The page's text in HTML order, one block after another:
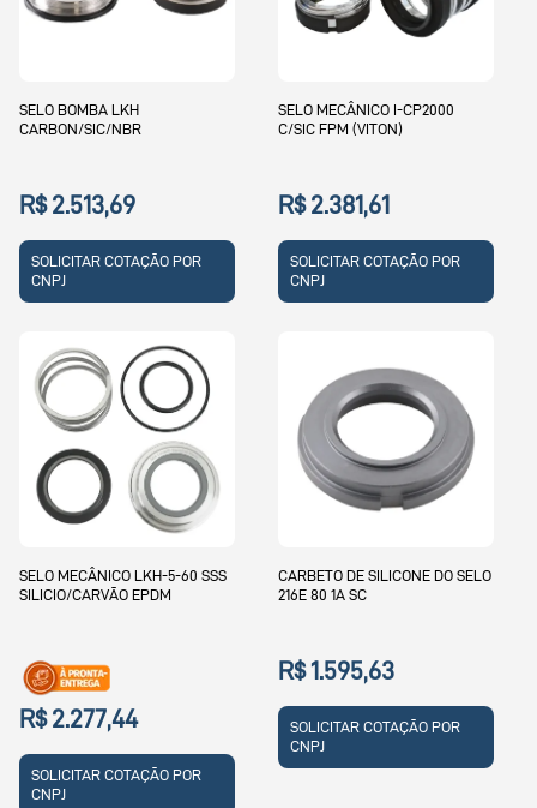
SELO BOMBA LKH
CARBON/SIC/NBR
R$ 2.513,69
SOLICITAR COTAÇÃO POR
CNPJ
SELO MECÂNICO I-CP2000
C/SIC FPM (VITON)
R$ 2.381,61
SOLICITAR COTAÇÃO POR
CNPJ
SELO MECÂNICO LKH-5-60 SSS
SILICIO/CARVÃO EPDM
R$ 2.277,44
SOLICITAR COTAÇÃO POR
CNPJ
CARBETO DE SILICONE DO SELO
216E 80 1A SC
R$ 1.595,63
SOLICITAR COTAÇÃO POR
CNPJ